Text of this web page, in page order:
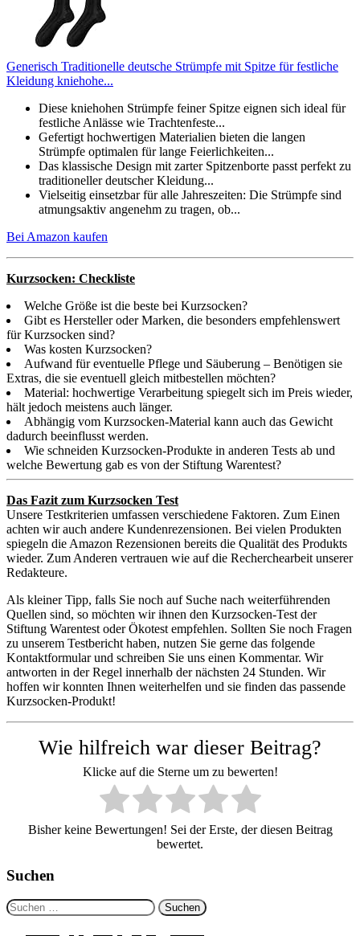
Generisch Traditionelle deutsche Strümpfe mit Spitze für festliche
Kleidung kniehohe...
Diese kniehohen Strümpfe feiner Spitze eignen sich ideal für
festliche Anlässe wie Trachtenfeste...
Gefertigt hochwertigen Materialien bieten die langen
Strümpfe optimalen für lange Feierlichkeiten...
Das klassische Design mit zarter Spitzenborte passt perfekt zu
traditioneller deutscher Kleidung...
Vielseitig einsetzbar für alle Jahreszeiten: Die Strümpfe sind
atmungsaktiv angenehm zu tragen, ob...
Bei Amazon kaufen
Kurzsocken: Checkliste
Welche Größe ist die beste bei Kurzsocken?
Gibt es Hersteller oder Marken, die besonders empfehlenswert
für Kurzsocken sind?
Was kosten Kurzsocken?
Aufwand für eventuelle Pflege und Säuberung – Benötigen sie
Extras, die sie eventuell gleich mitbestellen möchten?
Material: hochwertige Verarbeitung spiegelt sich im Preis wieder,
hält jedoch meistens auch länger.
Abhängig vom Kurzsocken-Material kann auch das Gewicht
dadurch beeinflusst werden.
Wie schneiden Kurzsocken-Produkte in anderen Tests ab und
welche Bewertung gab es von der Stiftung Warentest?
Das Fazit zum Kurzsocken Test
Unsere Testkriterien umfassen verschiedene Faktoren. Zum Einen
achten wir auch andere Kundenrezensionen. Bei vielen Produkten
spiegeln die Amazon Rezensionen bereits die Qualität des Produkts
wieder. Zum Anderen vertrauen wie auf die Recherchearbeit unserer
Redakteure.
Als kleiner Tipp, falls Sie noch auf Suche nach weiterführenden
Quellen sind, so möchten wir ihnen den Kurzsocken-Test der
Stiftung Warentest oder Ökotest empfehlen. Sollten Sie noch Fragen
zu unserem Testbericht haben, nutzen Sie gerne das folgende
Kontaktformular und schreiben Sie uns einen Kommentar. Wir
antworten in der Regel innerhalb der nächsten 24 Stunden. Wir
hoffen wir konnten Ihnen weiterhelfen und sie finden das passende
Kurzsocken-Produkt!
Wie hilfreich war dieser Beitrag?
Klicke auf die Sterne um zu bewerten!
Bisher keine Bewertungen! Sei der Erste, der diesen Beitrag
bewertet.
Suchen
Suchen
nach: